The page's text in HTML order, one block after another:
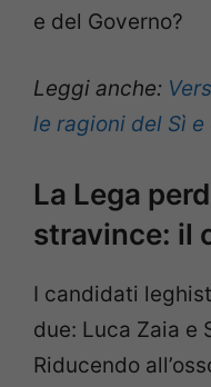
e del Governo?
Leggi anche:
le ragioni del Sì e
La Lega
stravince: il
I candidati
due: Luca Zaia e
Riducendo